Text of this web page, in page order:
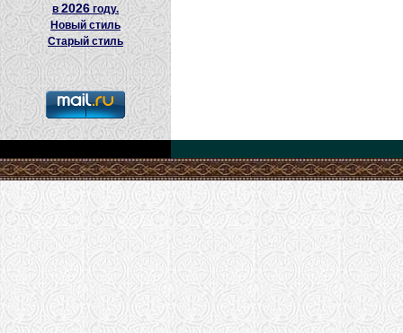
в2026 году.
Новый стиль
Старый стиль